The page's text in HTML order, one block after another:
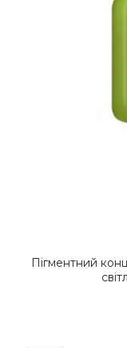
Пігментний